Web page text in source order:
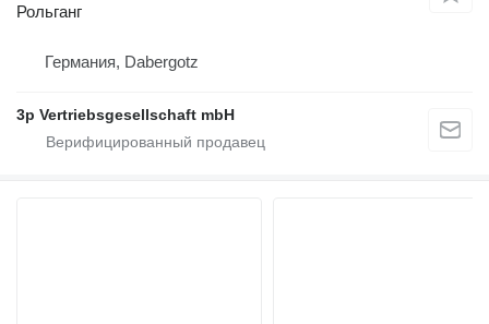
Рольганг
Германия, Dabergotz
3p Vertriebsgesellschaft mbH